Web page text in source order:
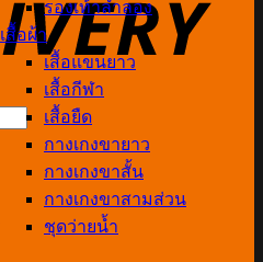
รองเท้าลำลอง
เสื้อผ้า
เสื้อแขนยาว
เสื้อกีฬา
เสื้อยืด
กางเกงขายาว
กางเกงขาสั้น
กางเกงขาสามส่วน
ชุดว่ายน้ำ